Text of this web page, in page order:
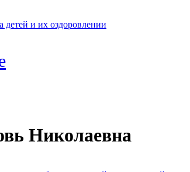
детей и их оздоровлении
Николаевна